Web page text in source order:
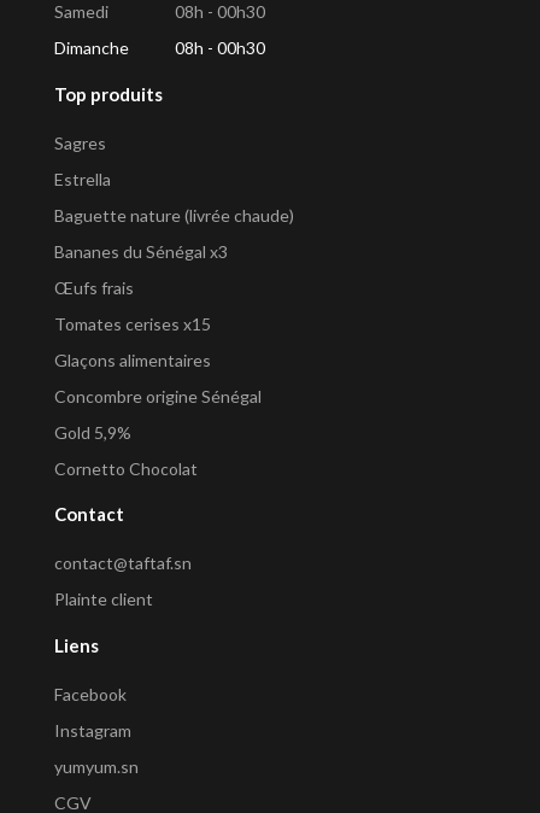
Samedi
08h - 00h30
Dimanche
08h - 00h30
Top produits
Sagres
Estrella
Baguette nature (livrée chaude)
Bananes du Sénégal x3
Œufs frais
Tomates cerises x15
Glaçons alimentaires
Concombre origine Sénégal
Gold 5,9%
Cornetto Chocolat
Contact
contact@taftaf.sn
Plainte client
Liens
Facebook
Instagram
yumyum.sn
CGV